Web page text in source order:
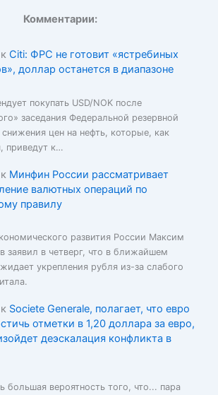
Комментарии:
Citi: ФРС не готовит «ястребиных
доллар останется в диапазоне
покупать USD/NOK после
заседания Федеральной резервной
цен на нефть, которые, как
приведут к…
Минфин России рассматривает
валютных операций по
правилу
развития России Максим
заявил в четверг, что в ближайшем
укрепления рубля из-за слабого
Societe Generale, полагает, что евро
отметки в 1,20 доллара за евро,
деэскалация конфликта в
большая вероятность того, что... пара